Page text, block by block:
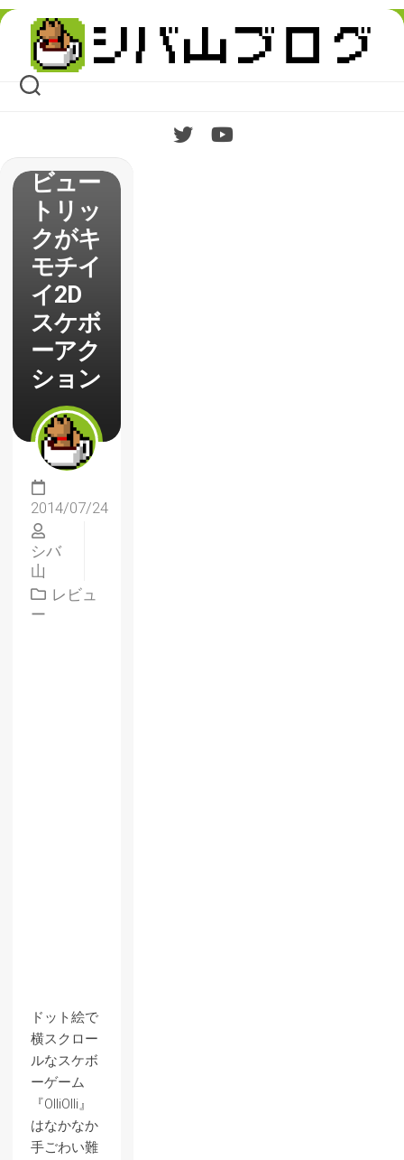
Skip
content
lli】レ
ビュー
トリッ
クがキ
モチイ
イ2D
スケボ
ーアク
ション
2014/07/24
シバ
山
レビュ
ー
ドット絵で
横スクロー
ルなスケボ
ーゲーム
『OlliOlli』
はなかなか
手ごわい難